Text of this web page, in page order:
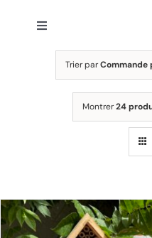
Toggle
Navigation
A Propos
Trier parCommande
Montrer24